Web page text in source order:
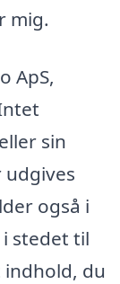
mig.
ApS,
sin
også i
stedet til
du